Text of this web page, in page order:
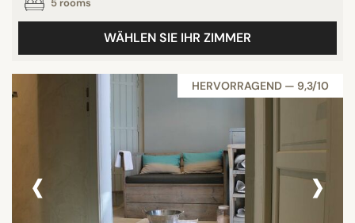
5 rooms
WÄHLEN SIE IHR ZIMMER
HERVORRAGEND — 9,3/10
‹ ›